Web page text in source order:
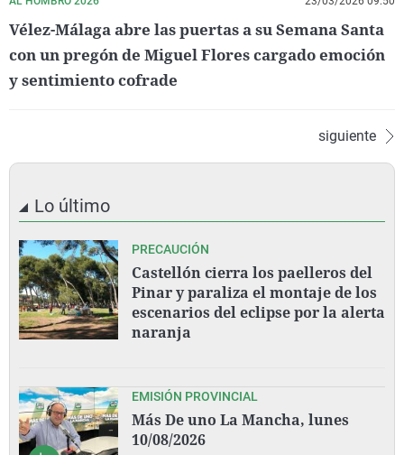
Vélez-Málaga abre las puertas a su Semana Santa
con un pregón de Miguel Flores cargado emoción
y sentimiento cofrade
siguiente
Lo último
PRECAUCIÓN
Castellón cierra los paelleros del
Pinar y paraliza el montaje de los
escenarios del eclipse por la alerta
naranja
EMISIÓN PROVINCIAL
Más De uno La Mancha, lunes
10/08/2026